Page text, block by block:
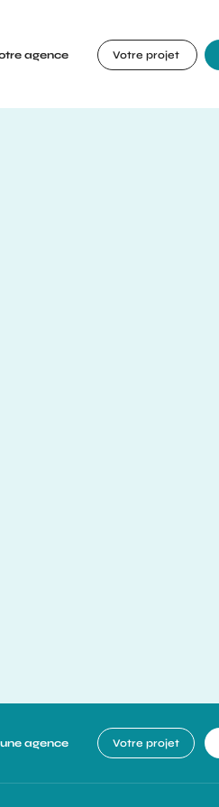
agence Votre projet
agence Votre projet